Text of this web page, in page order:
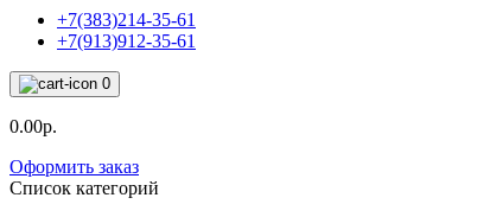
+7(383)214-35-61
+7(913)912-35-61
0
0.00р.
Оформить заказ
Список категорий